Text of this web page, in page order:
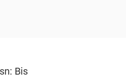
Bis